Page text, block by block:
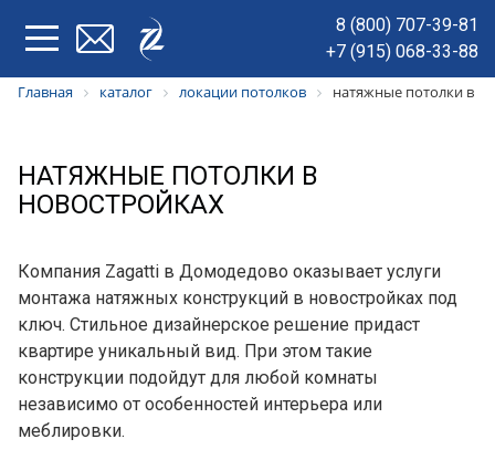
8 (800) 707-39-81
+7 (915) 068-33-88
Главная каталог локации потолков натяжные потолки в
НАТЯЖНЫЕ ПОТОЛКИ В
НОВОСТРОЙКАХ
Компания Zagatti в Домодедово оказывает услуги
монтажа натяжных конструкций в новостройках под
ключ. Стильное дизайнерское решение придаст
квартире уникальный вид. При этом такие
конструкции подойдут для любой комнаты
независимо от особенностей интерьера или
меблировки.